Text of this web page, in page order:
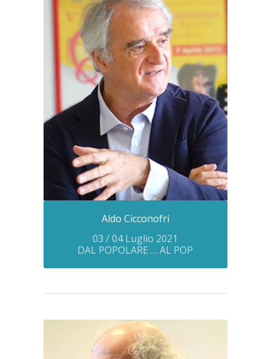
Aldo Cicconofri
03 / 04 Luglio 2021
DAL POPOLARE … AL POP